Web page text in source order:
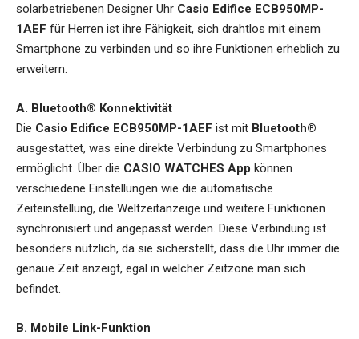
solarbetriebenen Designer Uhr Casio Edifice ECB950MP-
1AEF für Herren ist ihre Fähigkeit, sich drahtlos mit einem
Smartphone zu verbinden und so ihre Funktionen erheblich zu
erweitern.
A. Bluetooth® Konnektivität
Die Casio Edifice ECB950MP-1AEF ist mit Bluetooth®
ausgestattet, was eine direkte Verbindung zu Smartphones
ermöglicht. Über die CASIO WATCHES App können
verschiedene Einstellungen wie die automatische
Zeiteinstellung, die Weltzeitanzeige und weitere Funktionen
synchronisiert und angepasst werden. Diese Verbindung ist
besonders nützlich, da sie sicherstellt, dass die Uhr immer die
genaue Zeit anzeigt, egal in welcher Zeitzone man sich
befindet.
B. Mobile Link-Funktion